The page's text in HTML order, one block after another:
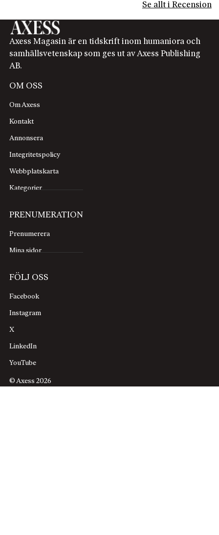
Se allt i Recension
Axess Magasin är en tidskrift inom humaniora och
samhällsvetenskap som ges ut av Axess Publishing
AB.
OM OSS
Om Axess
Kontakt
Annonsera
Integritetspolicy
Webbplatskarta
Kategorier
PRENUMERATION
Prenumerera
Mina sidor
FÖLJ OSS
Facebook
Instagram
X
LinkedIn
YouTube
© Axess 2026